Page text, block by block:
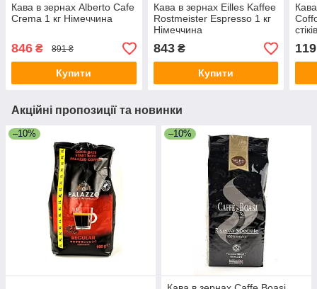
Кава в зернах Alberto Cafe
Crema 1 кг Німеччина
846 ₴ 891 ₴
Купити
Кава в зернах Eilles Kaffee
Rostmeister Espresso 1 кг
Німеччина
843₴
Купити
119
Акційні пропозиції та новинки
–10% –10%